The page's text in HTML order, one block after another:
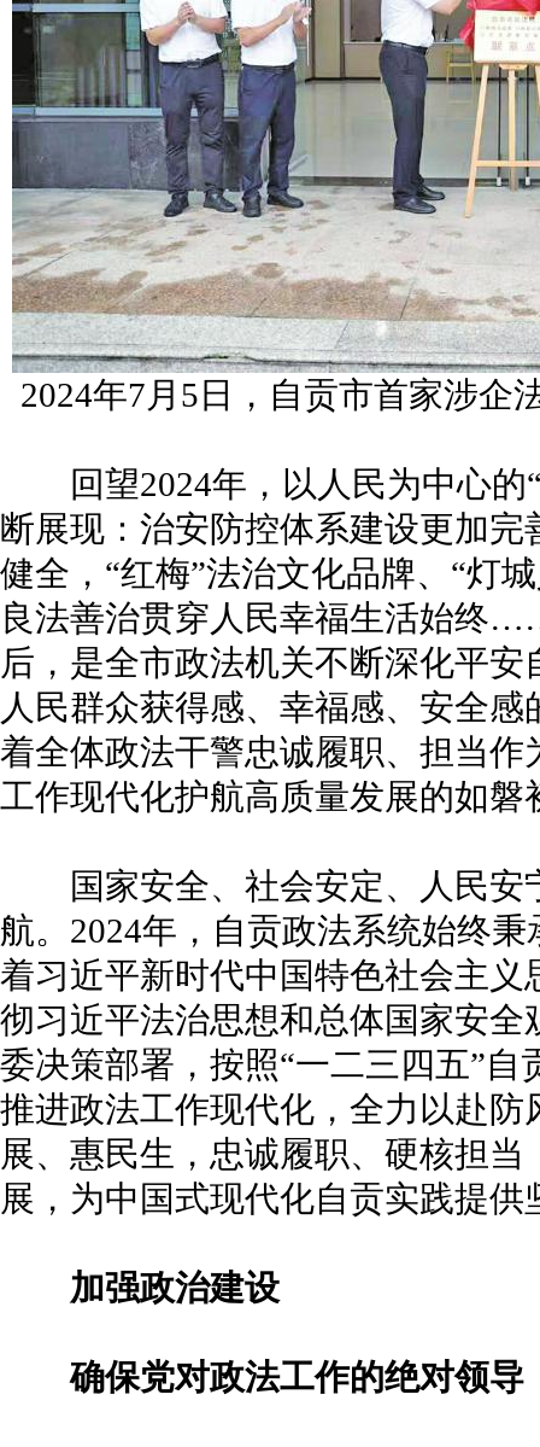
2024年7月5日，自贡市首家涉企
回望2024年，以人民为中心的“
断展现：治安防控体系建设更加
健全，“红梅”法治文化品牌、“灯
良法善治贯穿人民幸福生活始终
后，是全市政法机关不断深化平
人民群众获得感、幸福感、安全
着全体政法干警忠诚履职、担当
工作现代化护航高质量发展的如磐
国家安全、社会安定、人民安
航。2024年，自贡政法系统始终
着习近平新时代中国特色社会主
彻习近平法治思想和总体国家安
委决策部署，按照“一二三四五”
推进政法工作现代化，全力以赴
展、惠民生，忠诚履职、硬核担
展，为中国式现代化自贡实践提供
加强政治建设
确保党对政法工作的绝对领导